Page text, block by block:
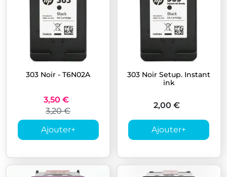
303 Noir - T6N02A
3,50 €
3,20 €
Ajouter+
303 Noir Setup. Instant
ink
2,00 €
Ajouter+